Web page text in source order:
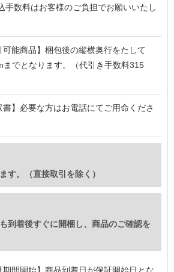
手数料はお客様のご負担でお願いいたし
可能商品】 梱包後の縦横奥行をたして
までとなります。（代引き手数料315
書】 必要な方はお電話にてご用命くださ
す。（直接取引を除く）
到着後すぐに開梱し、商品のご確認を